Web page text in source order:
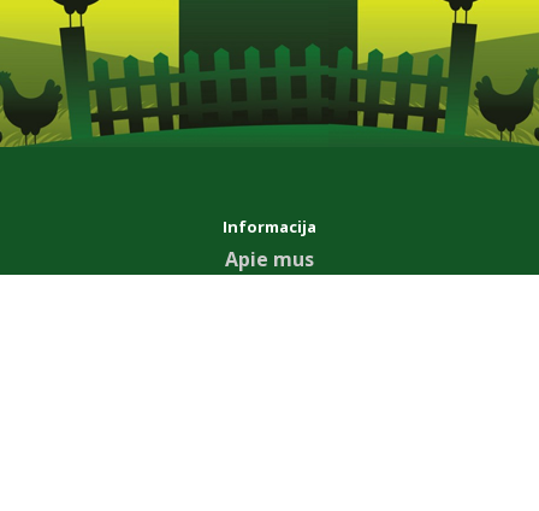
Informacija
Apie mus
Mokėjimo ir Pristatymo sąlygos